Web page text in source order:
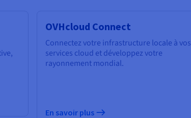
OVHcloud Connect
Connectez votre infrastructure locale à vos
services cloud et développez votre
rayonnement mondial.
En savoir plus